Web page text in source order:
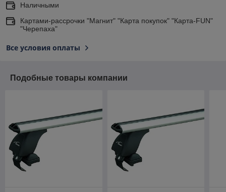
Наличными
Картами-рассрочки "Магнит" "Карта покупок" "Карта-FUN"
"Черепаха"
Все условия оплаты
Подобные товары компании